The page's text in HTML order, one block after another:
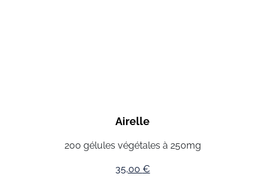
Airelle
200 gélules végétales à 250mg
35,00 €